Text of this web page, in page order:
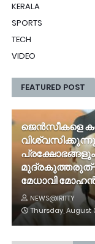
KERALA
SPORTS
TECH
VIDEO
FEATURED POST
ജെൻസീകളെ
പ്രക്ഷോഭങ്ങളും
മേധാവി
NEWS@IRITTY
Thursday, August